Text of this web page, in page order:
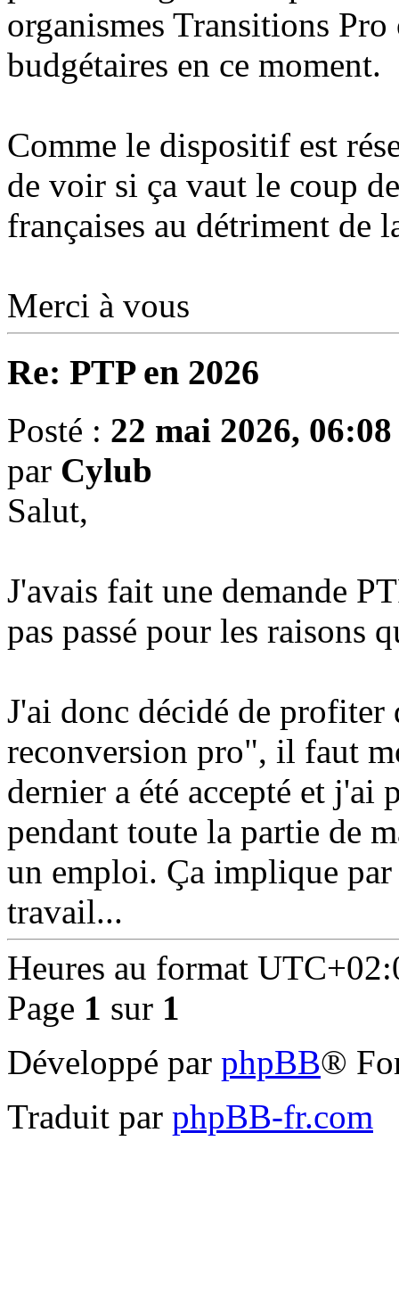
organismes Transitions
budgétaires en ce moment.
Comme le dispositif est
de voir si ça vaut le coup
françaises au détriment de
Merci à vous
Re: PTP en 2026
Posté : 22 mai 2026, 06:08
par Cylub
Salut,
J'avais fait une demande
pas passé pour les raisons
J'ai donc décidé de
reconversion pro", il faut
dernier a été accepté et j'ai
pendant toute la partie de
un emploi. Ça implique
travail...
Heures au format
Page 1 sur 1
Développé par phpBB®
Traduit par phpBB-fr.com